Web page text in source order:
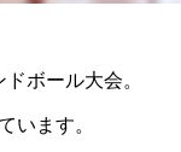
ボール大会。
います。